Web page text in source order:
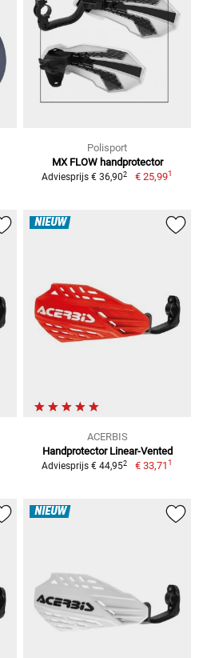
Polisport
MX FLOW handprotector
Adviesprijs € 36,902 € 25,991
NIEUW
ACERBIS
Handprotector Linear-Vented
Adviesprijs € 44,952 € 33,711
NIEUW